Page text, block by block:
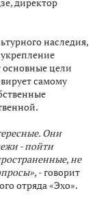
наследия,
основные цели
самому
Они
- пойти
не
-говорит
отряда «Эхо».